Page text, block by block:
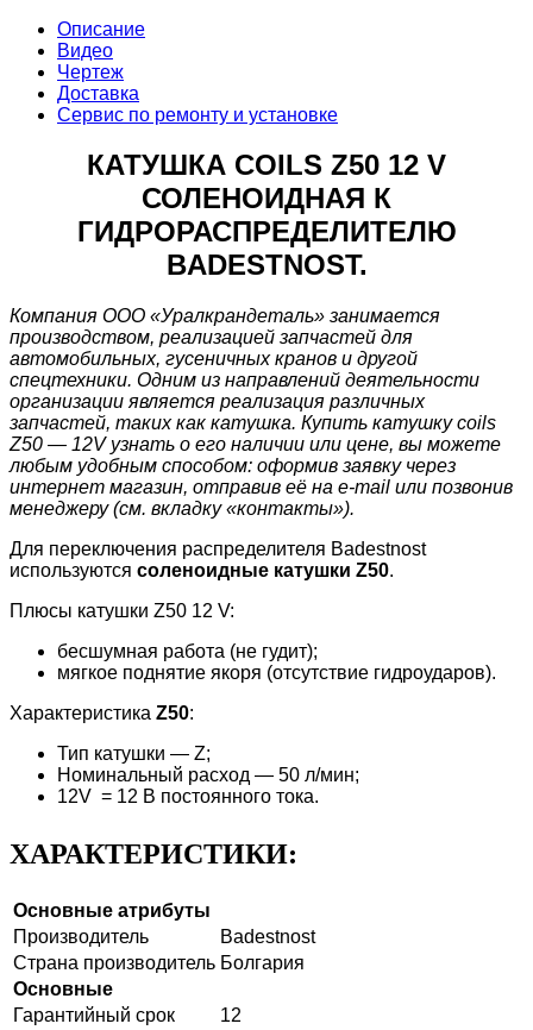
Описание
Видео
Чертеж
Доставка
Сервис по ремонту и установке
КАТУШКА COILS Z50 12 V
СОЛЕНОИДНАЯ К
ГИДРОРАСПРЕДЕЛИТЕЛЮ
BADESTNOST.
Компания ООО «Уралкрандеталь» занимается
производством, реализацией запчастей для
автомобильных, гусеничных кранов и другой
спецтехники. Одним из направлений деятельности
организации является реализация различных
запчастей, таких как катушка. Купить катушку coils
Z50 — 12V узнать о его наличии или цене, вы можете
любым удобным способом: оформив заявку через
интернет магазин, отправив её на e-mail или позвонив
менеджеру (см. вкладку «контакты»).
Для переключения распределителя Badestnost
используются соленоидные катушки Z50.
Плюсы катушки Z50 12 V:
бесшумная работа (не гудит);
мягкое поднятие якоря (отсутствие гидроударов).
Характеристика Z50:
Тип катушки — Z;
Номинальный расход — 50 л/мин;
12V = 12 В постоянного тока.
ХАРАКТЕРИСТИКИ:
Основные атрибуты
Производитель
Badestnost
Страна производитель Болгария
Основные
Гарантийный срок
12